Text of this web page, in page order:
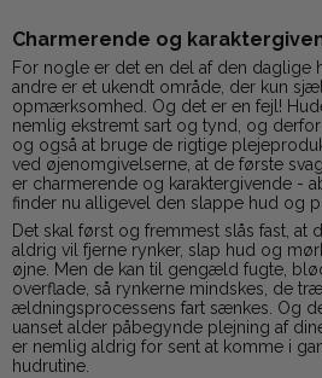
Charmerende og
For nogle er det en del af den daglige
andre er et ukendt område, der kun
opmærksomhed. Og det er en fejl!
nemlig ekstremt sart og tynd, og
og også at bruge de rigtige
ved øjenomgivelserne, at de første
er charmerende og karaktergivende -
finder nu alligevel den slappe hud og
Det skal først og fremmest slås fast, at
aldrig vil fjerne rynker, slap hud og
øjne. Men de kan til gengæld fugte,
overflade, så rynkerne mindskes, de
ældningsprocessens fart sænkes. Og
uanset alder påbegynde plejning af
er nemlig aldrig for sent at komme i
hudrutine.